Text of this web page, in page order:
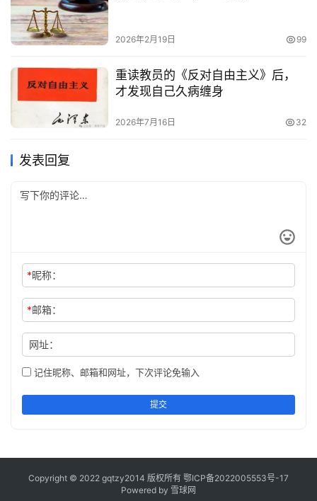
2026年2月19日 99
重读教员的《反对自由主义》后，
才发现自己久病缠身
2026年7月16日 32
发表回复
*昵称：
*邮箱：
网址：
记住昵称、邮箱和网址，下次评论免输入
提交
Copyright © 2022 gqtzy2014 版权所有 鄂ICP备2022005553号-17
Powered by 雪球网